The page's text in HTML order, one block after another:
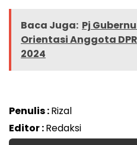
Baca Juga: Pj
Orientasi Anggota
2024
Penulis :Rizal
Editor :Redaksi